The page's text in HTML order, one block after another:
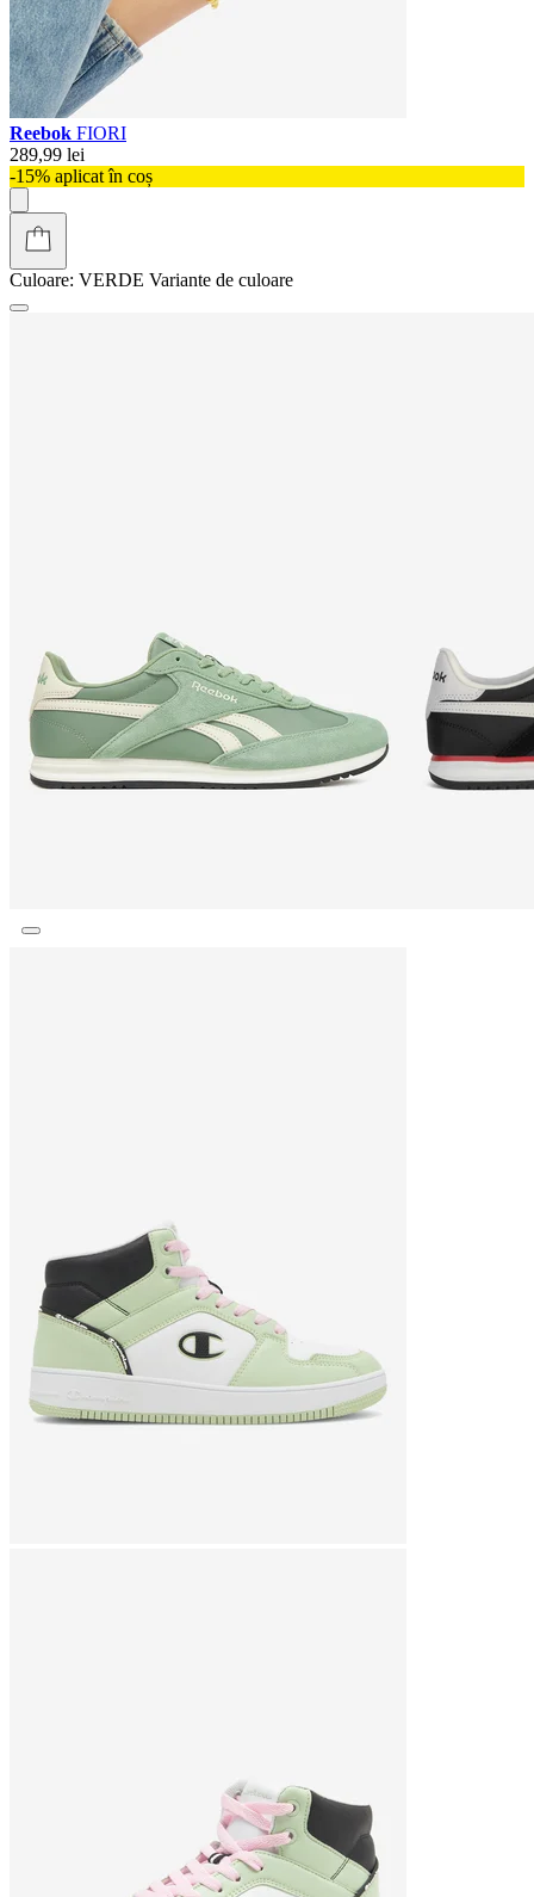
Reebok FIORI
289,99 lei
-15% aplicat în coș
Culoare: VERDE Variante de culoare